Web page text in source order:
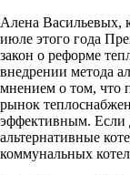
Алена Васильевых,
июле этого года
закон о реформе
внедрении метода
мнением о том, что
рынок
эффективным. Если
альтернативные
коммунальных